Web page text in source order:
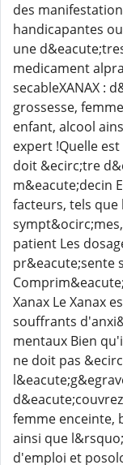
des
handicapantes
une
medicament
secableXANAX :
grossesse,
enfant, alcool
expert !Quelle
doit &ecirc;tre
m&eacute;decin
facteurs, tels que
patient Les
pr&eacute;sente
Xanax Le Xanax
souffrants
mentaux Bien
ne doit pas
femme enceinte,
ainsi que
d'emploi et